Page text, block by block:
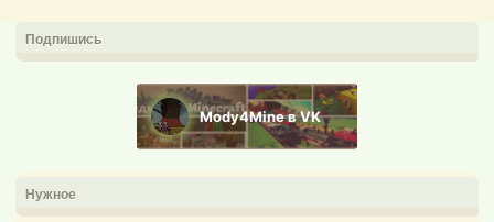
Подпишись
Mody4Mine в VK
Нужное